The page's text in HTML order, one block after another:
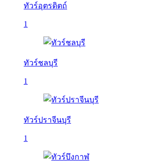
ทัวร์อุตรดิตถ์
1
ทัวร์ชลบุรี
1
ทัวร์ปราจีนบุรี
1